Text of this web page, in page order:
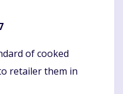
of cooked
retailer them in